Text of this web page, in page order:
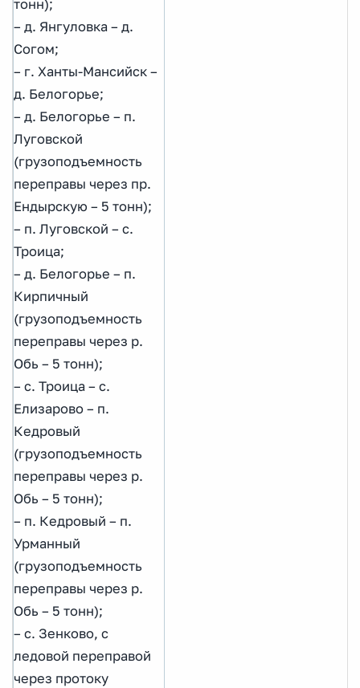
тонн);
– д. Янгуловка – д.
Согом;
– г. Ханты-Мансийск –
д. Белогорье;
– д. Белогорье – п.
Луговской
(грузоподъемность
переправы через пр.
Ендырскую – 5 тонн);
– п. Луговской – с.
Троица;
– д. Белогорье – п.
Кирпичный
(грузоподъемность
переправы через р.
Обь – 5 тонн);
– с. Троица – с.
Елизарово – п.
Кедровый
(грузоподъемность
переправы через р.
Обь – 5 тонн);
– п. Кедровый – п.
Урманный
(грузоподъемность
переправы через р.
Обь – 5 тонн);
– с. Зенково, с
ледовой переправой
через протоку